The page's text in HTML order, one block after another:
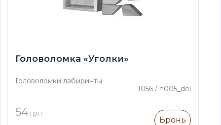
Головоломка «Уголки»
Головоломки лабиринты
1056 / n005_del
54 грн
Бронь